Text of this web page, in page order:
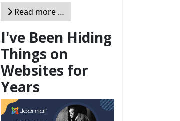
Read more …
I've Been Hiding
Things on
Websites for
Years